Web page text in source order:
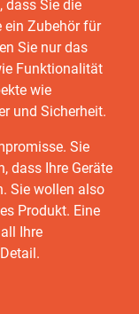
dass Sie die
ein Zubehör für
Sie nur das
Funktionalität
wie
und Sicherheit.
Sie
dass Ihre Geräte
Sie wollen also
Produkt. Eine
Ihre